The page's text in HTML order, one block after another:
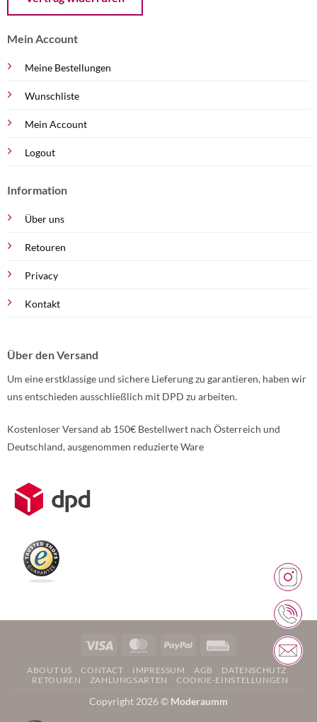
Mein Account
Meine Bestellungen
Wunschliste
Mein Account
Logout
Information
Über uns
Retouren
Privacy
Kontakt
Über den Versand
Um eine erstklassige und sichere Lieferung zu garantieren, haben wir
uns entschieden ausschließlich mit DPD zu arbeiten.
Kostenloser Versand ab 150€ Bestellwert nach Österreich und
Deutschland, ausgenommen reduzierte Ware
Weitere Informationen über den gesperrten Inhalt.
Visa MasterCardPayPal
ABOUT US CONTACT IMPRESSUM AGB
DATENSCHUTZ
RETOUREN
ZAHLUNGSARTEN COOKIE-EINSTELLUNGEN
Copyright 2026 © Moderaumm